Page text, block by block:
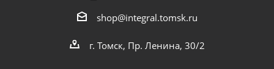
shop@integral.tomsk.ru
г. Томск, Пр. Ленина, 30/2